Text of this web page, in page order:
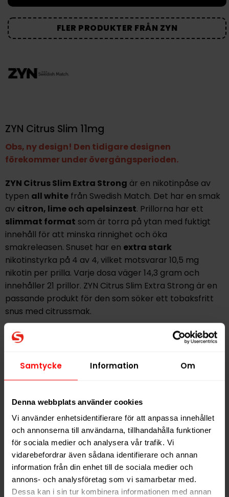
Samtycke Information Om
Denna webbplats använder cookies
Vi använder enhetsidentifierare för att anpassa innehållet
och annonserna till användarna, tillhandahålla funktioner
för sociala medier och analysera vår trafik. Vi
vidarebefordrar även sådana identifierare och annan
information från din enhet till de sociala medier och
annons- och analysföretag som vi samarbetar med.
Dessa kan i sin tur kombinera informationen med annan
FLER PRODUKTER FRÅN ZYN
ZYN Citrus Slim 11mg
Obs, ny design! Den tidigare designen
förekommer under övergångsperioden.
ZYN Citrus Slim Extra Strong är en nikotinpåse av
typen all whitefrån Swedish Match. Det har en smak
av citron, lime och apelsinzest. Prillorna har ett
slimmat format som är torra på ytan med fuktigt
innehåll för att minska rinnighet och öka
smakreleasen. Snuset har en extra stark
nikotinstyrka på 4 av 4, vilket motsvarar 10,5 mg
nikotin per prilla. Varje dosa väger 14,3 gram och
innehåller 21 prillor. ZYN Citrus Slim Extra Strong är en
passande produkt för den som söker ett tobaksfritt
snus med citrussmak.
Ingredienser: Vatten, fyllnadsmedel (E460), växtfiber,
fuktighetsbevarande medel (E422), vegetabilisk olja,
salt, aromer, surhetsreglerande medel (E525), nikotin,
emulgeringsmedel (E471), sötningsmedel (E950).
Hitta alla produkter frånZYN
Alla produkter med smakenCitrus
PRODUKTINFORMATION
Typ
Vitt Snus
Smak
Citrus